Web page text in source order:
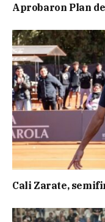
Aprobaron Plan
Cali Zarate,